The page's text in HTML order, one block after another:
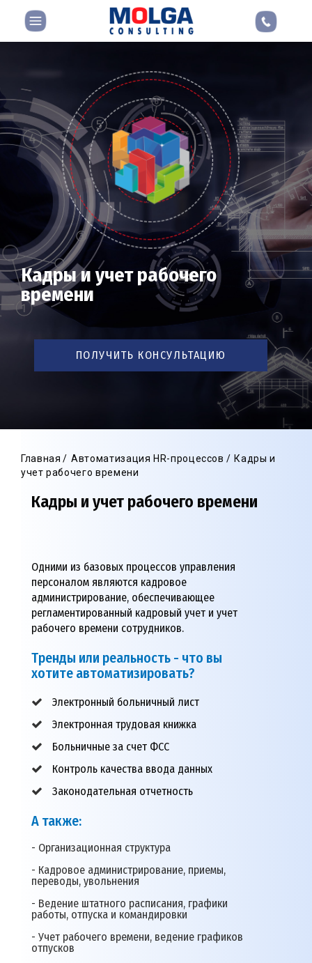
Кадры и учет рабочего
времени
ПОЛУЧИТЬ КОНСУЛЬТАЦИЮ
Главная Автоматизация HR-процессов
Кадры и
учет рабочего времени
Кадры и учет рабочего времени
Одними из базовых процессов управления
персоналом являются кадровое
администрирование, обеспечивающее
регламентированный кадровый учет и учет
рабочего времени сотрудников.
Тренды или реальность - что вы
хотите автоматизировать?
Электронный больничный лист
Электронная трудовая книжка
Больничные за счет ФСС
Контроль качества ввода данных
Законодательная отчетность
А также:
- Организационная структура
- Кадровое администрирование, приемы,
переводы, увольнения
- Ведение штатного расписания, графики
работы, отпуска и командировки
- Учет рабочего времени, ведение графиков
отпусков